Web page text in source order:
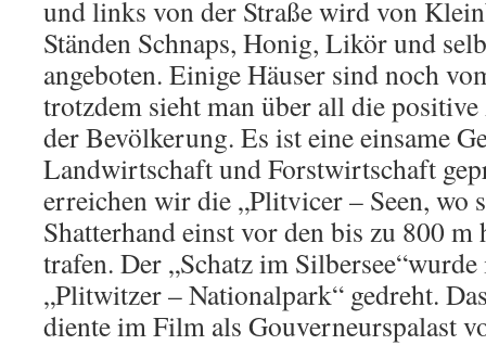
und links von der Straße wird von
Ständen Schnaps, Honig, Likör und
angeboten. Einige Häuser sind noch
trotzdem sieht man über all die
der Bevölkerung. Es ist eine einsame
Landwirtschaft und Forstwirtschaft
erreichen wir die „Plitvicer – Seen, wo
Shatterhand einst vor den bis zu 800 m
trafen. Der „Schatz im
„Plitwitzer – Nationalpark“ gedreht.
diente im Film als Gouverneurspalast